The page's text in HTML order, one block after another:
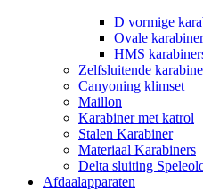
D vormige
Ovale
HMS
Zelfsluitende
Canyoning klimset
Maillon
Karabiner met katrol
Stalen Karabiner
Materiaal Karabiners
Delta sluiting
Afdaalapparaten